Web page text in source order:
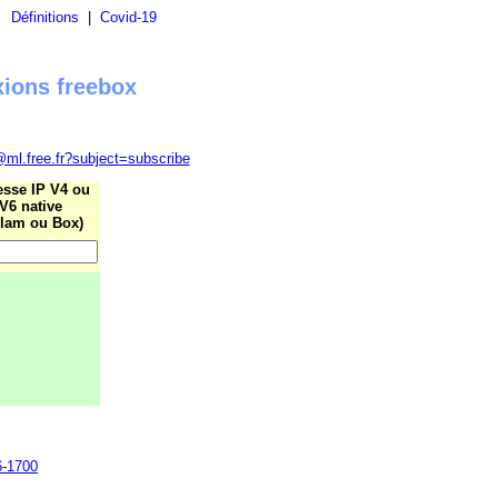
Définitions Covid-19
freebox
IP V4 ou
V6 native
ou Box)
1700